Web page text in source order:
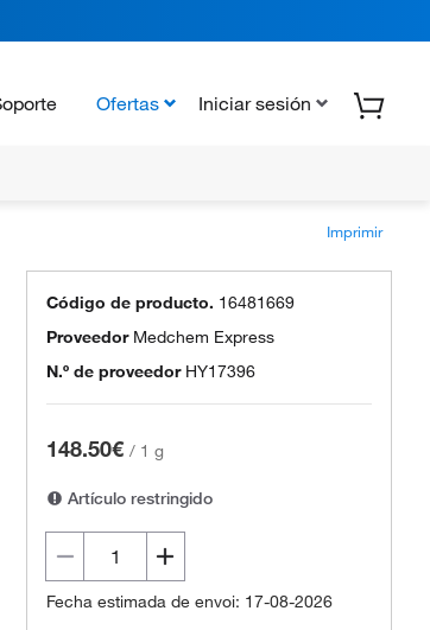
Ofertas Iniciar sesión
Imprimir
Código de producto. 16481669
Proveedor Medchem Express
N.º de proveedor HY17396
148.50€ / 1 g
Artículo restringido
Fecha estimada de envoi: 17-08-2026